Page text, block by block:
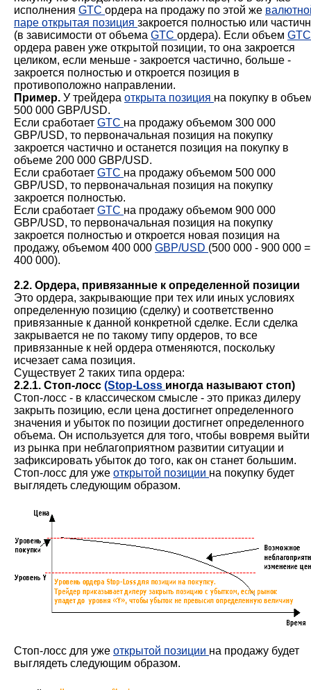
исполнения GTC ордера на продажу по этой же
паре открытая позиция закроется полностью или
(в зависимости от объема GTC ордера). Если объем GTC
ордера равен уже открытой позиции, то она закроется
целиком, если меньше - закроется частично, больше -
закроется полностью и откроется позиция в
противоположно направлении.
Пример. У трейдера открыта позиция на покупку в
500 000 GBP/USD.
Если сработает GTC на продажу объемом 300 000
GBP/USD, то первоначальная позиция на покупку
закроется частично и останется позиция на покупку в
объеме 200 000 GBP/USD.
Если сработает GTC на продажу объемом 500 000
GBP/USD, то первоначальная позиция на покупку
закроется полностью.
Если сработает GTC на продажу объемом 900 000
GBP/USD, то первоначальная позиция на покупку
закроется полностью и откроется новая позиция на
продажу, объемом 400 000 GBP/USD (500 000 - 900 000
400 000).
2.2. Ордера, привязанные к определенной позиции
Это ордера, закрывающие при тех или иных условиях
определенную позицию (сделку) и соответственно
привязанные к данной конкретной сделке. Если сделка
закрывается не по такому типу ордеров, то все
привязанные к ней ордера отменяются, поскольку
исчезает сама позиция.
Существует 2 таких типа ордера:
2.2.1. Стоп-лосс (Stop-Loss иногда называют стоп)
Стоп-лосс - в классическом смысле - это приказ дилеру
закрыть позицию, если цена достигнет определенного
значения и убыток по позиции достигнет определенного
объема. Он используется для того, чтобы вовремя выйти
из рынка при неблагоприятном развитии ситуации и
зафиксировать убыток до того, как он станет большим.
Стоп-лосс для уже открытой позиции на покупку будет
выглядеть следующим образом.
Стоп-лосс для уже открытой позиции на продажу будет
выглядеть следующим образом.